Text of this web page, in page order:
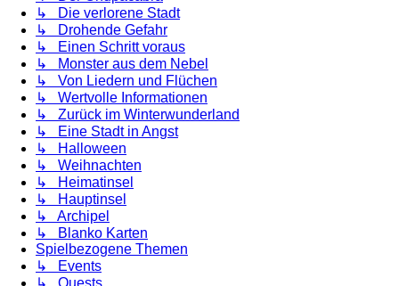
↳ Die verlorene Stadt
↳ Drohende Gefahr
↳ Einen Schritt voraus
↳ Monster aus dem Nebel
↳ Von Liedern und Flüchen
↳ Wertvolle Informationen
↳ Zurück im Winterwunderland
↳ Eine Stadt in Angst
↳ Halloween
↳ Weihnachten
↳ Heimatinsel
↳ Hauptinsel
↳ Archipel
↳ Blanko Karten
Spielbezogene Themen
↳ Events
↳ Quests